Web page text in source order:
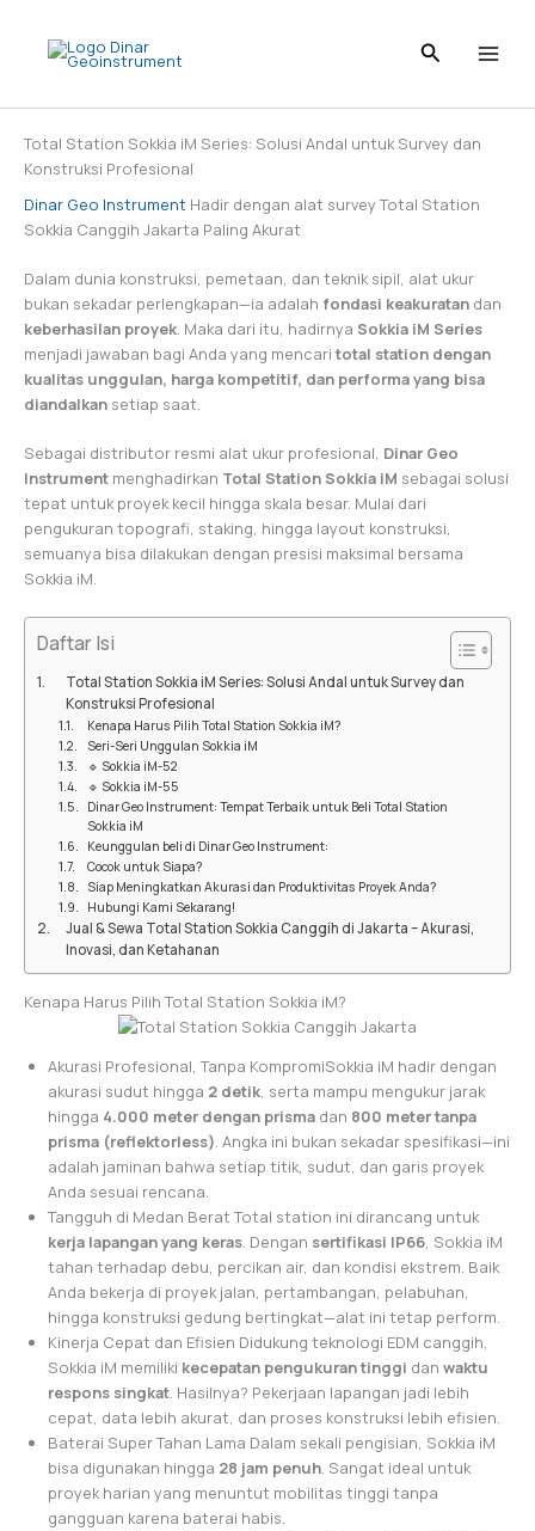
content
Total Station Sokkia iM Series: Solusi Andal untuk Survey dan
Konstruksi Profesional
Dinar Geo Instrument Hadir dengan alat survey Total Station
Sokkia Canggih Jakarta Paling Akurat
Dalam dunia konstruksi, pemetaan, dan teknik sipil, alat ukur
bukan sekadar perlengkapan—ia adalah fondasi keakuratan dan
keberhasilan proyek. Maka dari itu, hadirnya Sokkia iM Series
menjadi jawaban bagi Anda yang mencaritotal station dengan
kualitas unggulan, harga kompetitif, dan performa yang bisa
diandalkan setiap saat.
Sebagai distributor resmi alat ukur profesional, Dinar Geo
Instrument menghadirkan Total Station Sokkia iM sebagai solusi
tepat untuk proyek kecil hingga skala besar. Mulai dari
pengukuran topografi, staking, hingga layout konstruksi,
semuanya bisa dilakukan dengan presisi maksimal bersama
Sokkia iM.
Daftar Isi
Total Station Sokkia iM Series: Solusi Andal untuk Survey dan
Konstruksi Profesional
Kenapa Harus Pilih Total Station Sokkia iM?
Seri-Seri Unggulan Sokkia iM
🔹 Sokkia iM-52
🔹 Sokkia iM-55
Dinar Geo Instrument: Tempat Terbaik untuk Beli Total Station
Sokkia iM
Keunggulan beli di Dinar Geo Instrument:
Cocok untuk Siapa?
Siap Meningkatkan Akurasi dan Produktivitas Proyek Anda?
Hubungi Kami Sekarang!
Jual & Sewa Total Station Sokkia Canggih di Jakarta – Akurasi,
Inovasi, dan Ketahanan
Kenapa Harus Pilih Total Station Sokkia iM?
Akurasi Profesional, Tanpa KompromiSokkia iM hadir dengan
akurasi sudut hingga 2 detik, serta mampu mengukur jarak
hingga 4.000 meter dengan prisma dan 800 meter tanpa
prisma (reflektorless). Angka ini bukan sekadar spesifikasi—ini
adalah jaminan bahwa setiap titik, sudut, dan garis proyek
Anda sesuai rencana.
Tangguh di Medan Berat Total station ini dirancang untuk
kerja lapangan yang keras. Dengan sertifikasi IP66, Sokkia iM
tahan terhadap debu, percikan air, dan kondisi ekstrem. Baik
Anda bekerja di proyek jalan, pertambangan, pelabuhan,
hingga konstruksi gedung bertingkat—alat ini tetap perform.
Kinerja Cepat dan Efisien Didukung teknologi EDM canggih,
Sokkia iM memiliki kecepatan pengukuran tinggi dan waktu
respons singkat. Hasilnya? Pekerjaan lapangan jadi lebih
cepat, data lebih akurat, dan proses konstruksi lebih efisien.
Baterai Super Tahan Lama Dalam sekali pengisian, Sokkia iM
bisa digunakan hingga 28 jam penuh. Sangat ideal untuk
proyek harian yang menuntut mobilitas tinggi tanpa
gangguan karena baterai habis.